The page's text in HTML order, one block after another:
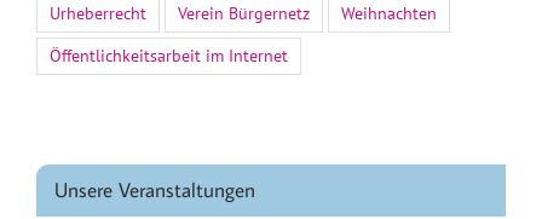
Unsere Veranstaltungen
Urheberrecht
Verein Bürgernetz
Weihnachten
Öffentlichkeitsarbeit im Internet